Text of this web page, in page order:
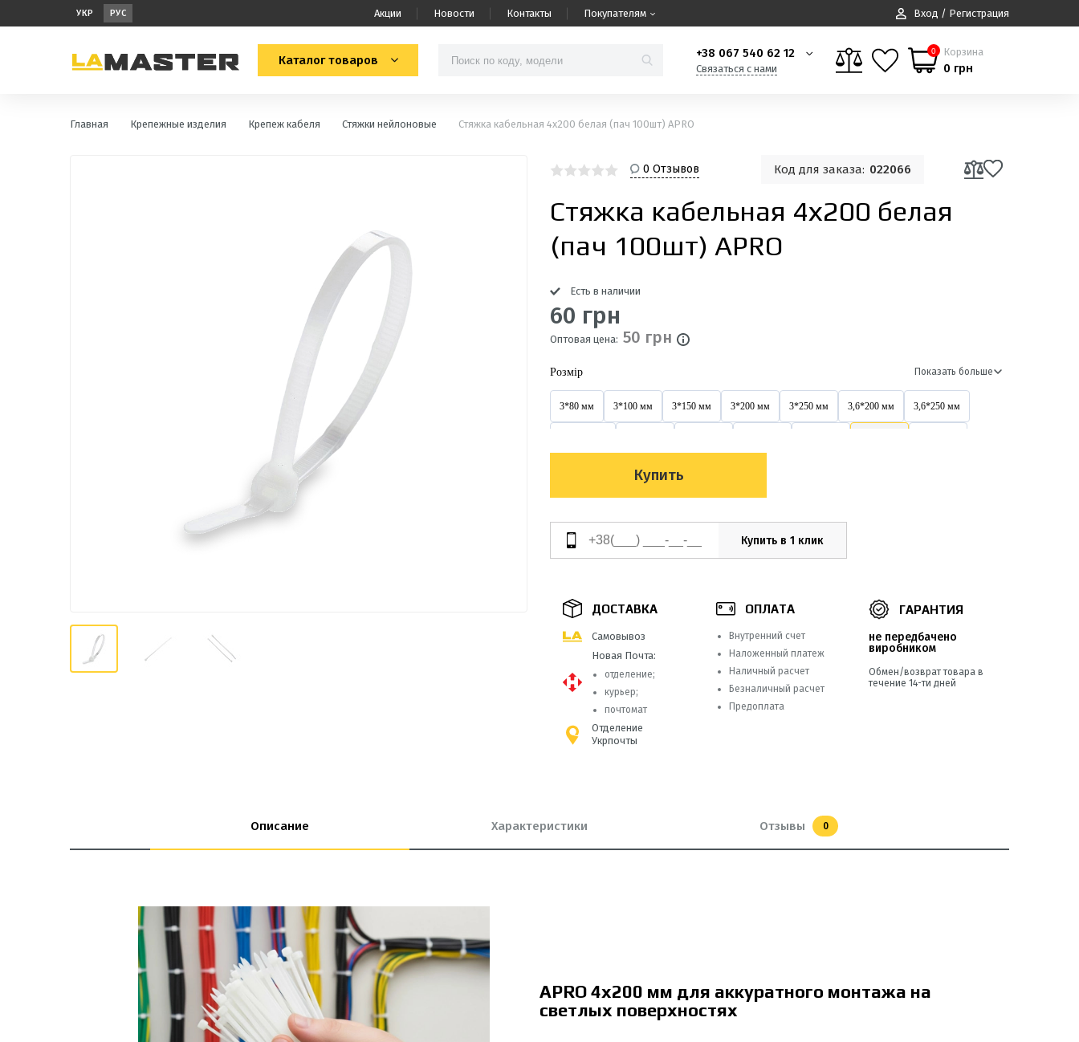
УКР РУС Акции Новости Контакты Покупателям Вход / Регистрация
Каталог товаров
+38 067 540 62 12
Связаться с нами
0 Корзина
0 грн
Главная Крепежные изделия Крепеж кабеля Стяжки нейлоновые Стяжка кабельная 4х200 белая (пач 100шт) APRO
0 Отзывов Код для заказа: 022066
Стяжка кабельная 4х200 белая
(пач 100шт) APRO
Есть в наличии
60 грн
Оптовая цена: 50 грн
Розмір Показать больше
3*80 мм 3*100 мм 3*150 мм 3*200 мм 3*250 мм 3,6*200 мм 3,6*250 мм
4*350 мм 4*370 мм
5*350 мм 5*400 мм 5*500 мм
8*400 мм 8х400 мм
9*100 мм 9*760 мм 9*900 мм
Купить
Купить в 1 клик
ДОСТАВКА
Самовывоз
Новая Почта:
отделение;
курьер;
почтомат
Отделение
Укрпочты
ОПЛАТА
Внутренний счет
Наложенный платеж
Наличный расчет
Безналичный расчет
Предоплата
ГАРАНТИЯ
не передбачено
виробником
Обмен/возврат товара в
течение 14-ти дней
Описание Характеристики Отзывы 0
APRO 4x200 мм для аккуратного монтажа на
светлых поверхностях